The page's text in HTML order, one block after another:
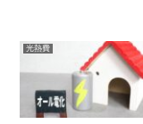
光熱費